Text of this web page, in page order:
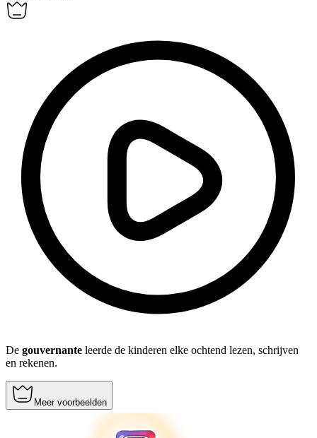
De gouvernante leerde de kinderen elke ochtend lezen, schrijven
en rekenen.
Meer voorbeelden